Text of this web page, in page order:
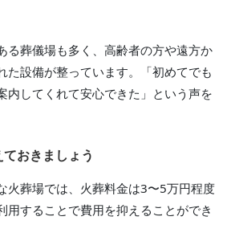
る葬儀場も多く、高齢者の方や遠方か
た設備が整っています。「初めてでも
内してくれて安心できた」という声を
おきましょう
火葬場では、火葬料金は3〜5万円程度
用することで費用を抑えることができ